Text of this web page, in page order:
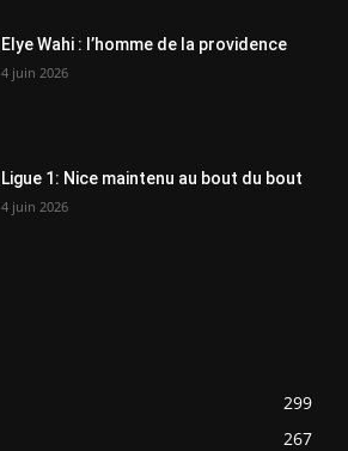
Elye Wahi : l’homme de la providence
4 juin 2026
Ligue 1: Nice maintenu au bout du bout
4 juin 2026
299
267